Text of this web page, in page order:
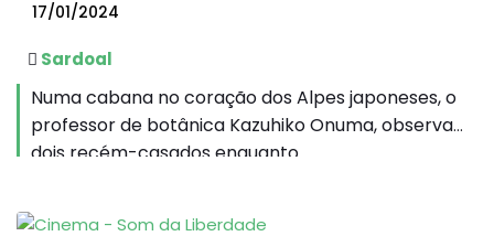
17/01/2024
Sardoal
Numa cabana no coração dos Alpes japoneses, o
professor de botânica Kazuhiko Onuma, observa
dois recém-casados enquanto...